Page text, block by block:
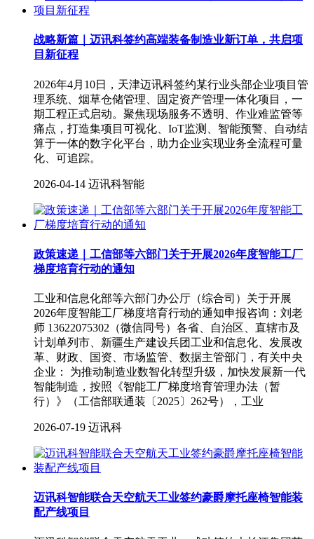
战略新篇｜迈讯科签约高端装备制造业新订单，共启项
目新征程
2026年4月10日，天津迈讯科签约某行业头部企业项目管
理系统、烟草仓储管理、固定资产管理一体化项目，一
期工程正式启动。聚焦现场服务不透明、作业难监管等
痛点，打造集项目可视化、IoT监测、智能预警、自动结
算于一体的数字化平台，助力企业实现业务全流程可量
化、可追踪。
2026-04-14 迈讯科智能
政策速递｜工信部等六部门关于开展2026年度智能工厂
梯度培育行动的通知
工业和信息化部等六部门办公厅（综合司）关于开展
2026年度智能工厂梯度培育行动的通知申报咨询：刘老
师 13622075302（微信同号）各省、自治区、直辖市及
计划单列市、新疆生产建设兵团工业和信息化、发展改
革、财政、国资、市场监管、数据主管部门，有关中央
企业： 为推动制造业数智化转型升级‌，加快发展新一代
智能制造，按照《智能工厂梯度培育管理办法（暂
行）》（工信部联通装〔2025〕262号），工业
2026-07-19 迈讯科
迈讯科智能联合天空航天工业签约豪爵摩托座椅智能装
配产线项目